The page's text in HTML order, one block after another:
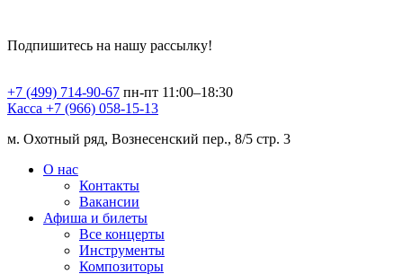
Подпишитесь на нашу рассылку!
+7 (499) 714-90-67 пн-пт 11:00–18:30
Касса +7 (966) 058-15-13
м. Охотный ряд, Вознесенский пер., 8/5 стр. 3
О нас
Контакты
Вакансии
Афиша и билеты
Все концерты
Инструменты
Композиторы